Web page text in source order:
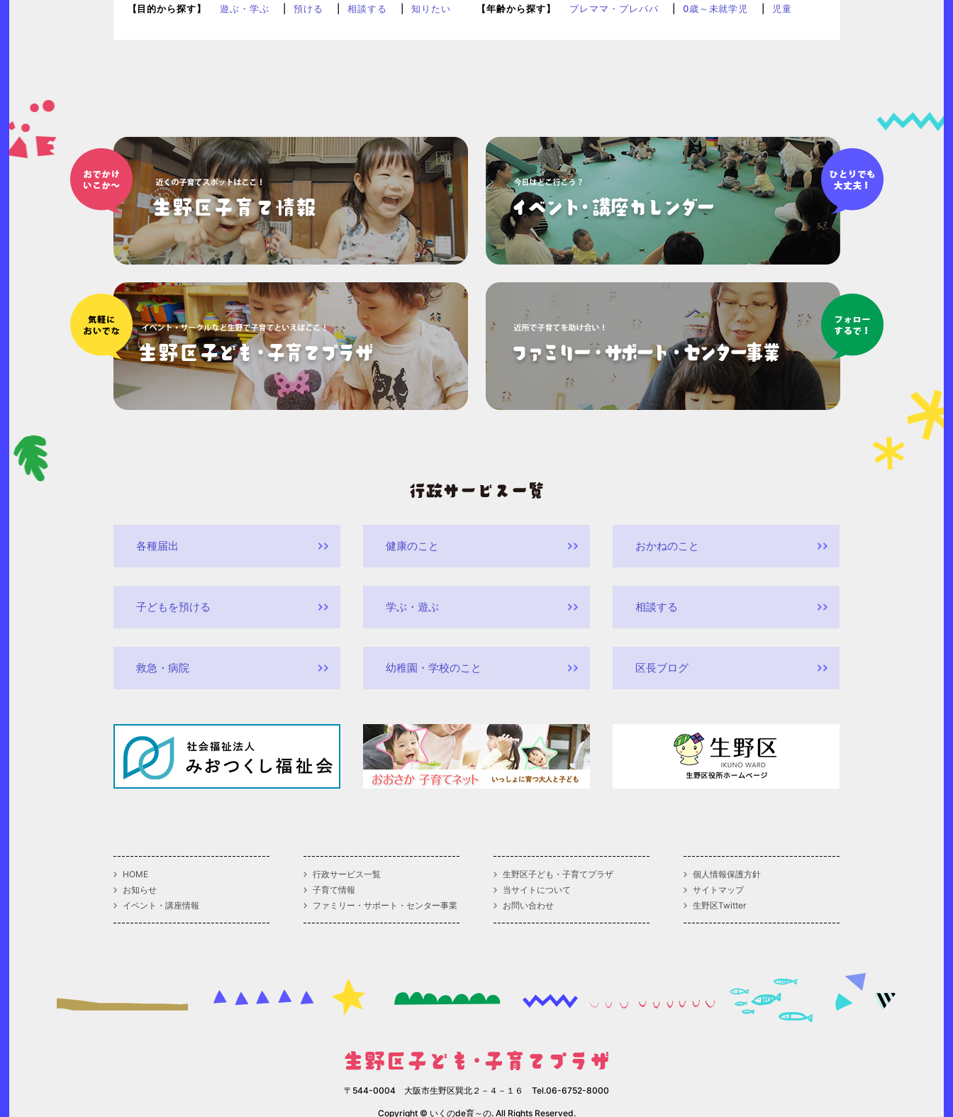
【目的から探す】 遊ぶ・学ぶ 預ける 相談する 知りたい 【年齢から探す】 プレママ・プレパパ 0歳～未就学児 児童
各種届出 健康のこと おかねのこと
子どもを預ける 学ぶ・遊ぶ 相談する
救急・病院 幼稚園・学校のこと 区長ブログ
HOME
お知らせ
イベント・講座情報
行政サービス一覧
子育て情報
ファミリー・サポート・センター事業
生野区子ども・子育てプラザ
当サイトについて
お問い合わせ
個人情報保護方針
サイトマップ
生野区Twitter
〒544-0004 大阪市生野区巽北２－４－１６ Tel.06-6752-8000
Copyright © いくのde育～の. All Rights Reserved.